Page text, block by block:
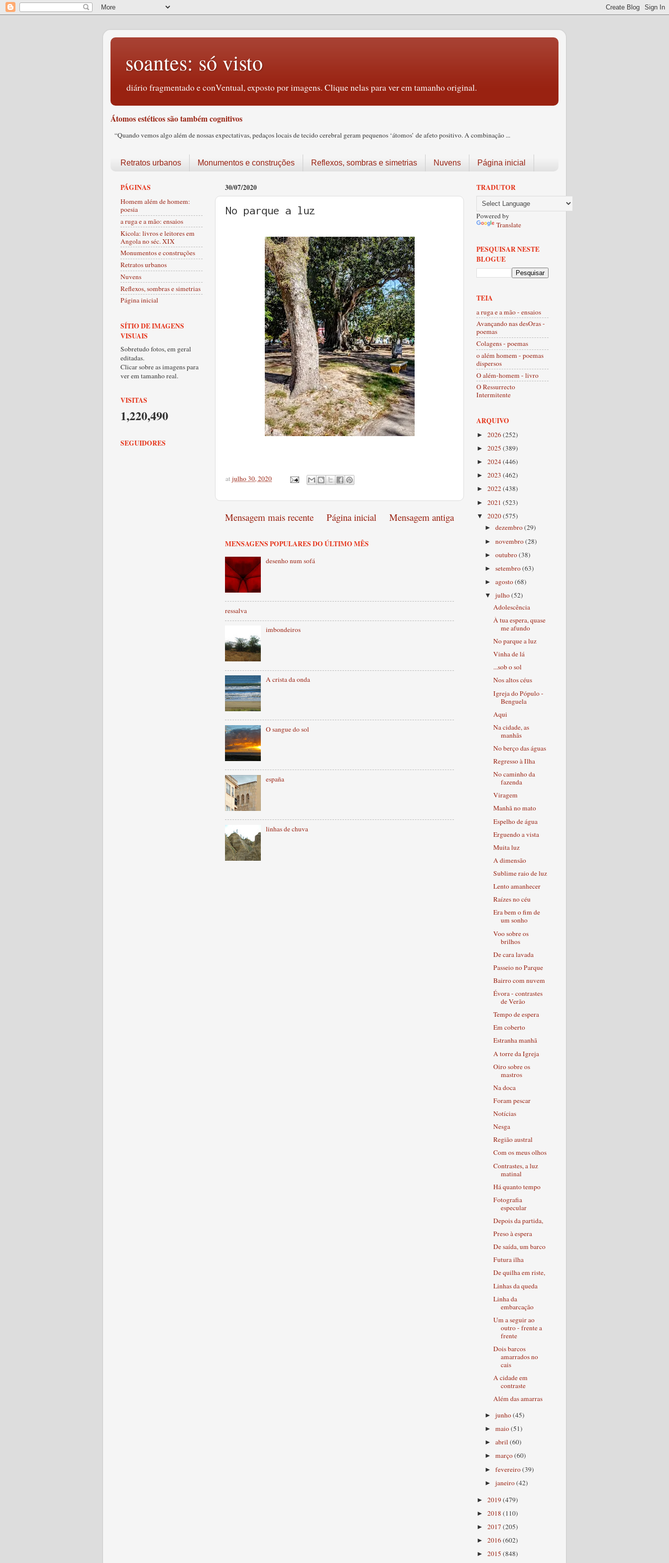
soantes: só visto
diário fragmentado e conVentual, exposto por imagens. Clique nelas para ver em tamanho original.
Átomos estéticos são também cognitivos
“Quando vemos algo além de nossas expectativas, pedaços locais de tecido cerebral geram pequenos ‘átomos’ de afeto positivo. A combinação ...
Retratos urbanos Monumentos e construções Reflexos, sombras e simetrias Nuvens Página inicial
30/07/2020
No parque a luz
atjulho 30, 2020
Mensagem mais recente Mensagem antiga
Página inicial
MENSAGENS POPULARES DO ÚLTIMO MÊS
desenho num sofá
ressalva
imbondeiros
A crista da onda
O sangue do sol
españa
linhas de chuva
PÁGINAS
Homem além de homem:
poesia
a ruga e a mão: ensaios
Kicola: livros e leitores em
Angola no séc. XIX
Monumentos e construções
Retratos urbanos
Nuvens
Reflexos, sombras e simetrias
Página inicial
SÍTIO DE IMAGENS
VISUAIS
Sobretudo fotos, em geral
editadas.
Clicar sobre as imagens para
ver em tamanho real.
VISITAS
1,220,490
SEGUIDORES
TRADUTOR
Powered by
Translate
PESQUISAR NESTE
BLOGUE
TEIA
a ruga e a mão - ensaios
Avançando nas desOras -
poemas
Colagens - poemas
o além homem - poemas
dispersos
O além-homem - livro
O Ressurrecto
Intermitente
ARQUIVO
► 2026(252)
► 2025 (389)
► 2024(446)
► 2023 (462)
► 2022(438)
► 2021 (523)
▼ 2020(575)
►dezembro(29)
►novembro(28)
►outubro(38)
►setembro(63)
►agosto(68)
▼julho(52)
Adolescência
À tua espera, quase
me afundo
No parque a luz
Vinha de lá
...sob o sol
Nos altos céus
Igreja do Pópulo -
Benguela
Aqui
Na cidade, as
manhãs
No berço das águas
Regresso à Ilha
No caminho da
fazenda
Viragem
Manhã no mato
Espelho de água
Erguendo a vista
Muita luz
A dimensão
Sublime raio de luz
Lento amanhecer
Raízes no céu
Era bem o fim de
um sonho
Voo sobre os
brilhos
De cara lavada
Passeio no Parque
Bairro com nuvem
Évora - contrastes
de Verão
Tempo de espera
Em coberto
Estranha manhã
A torre da Igreja
Oiro sobre os
mastros
Na doca
Foram pescar
Notícias
Nesga
Região austral
Com os meus olhos
Contrastes, a luz
matinal
Há quanto tempo
Fotografia
especular
Depois da partida,
Preso à espera
De saída, um barco
Futura ilha
De quilha em riste,
Linhas da queda
Linha da
embarcação
Um a seguir ao
outro - frente a
frente
Dois barcos
amarrados no
cais
A cidade em
contraste
Além das amarras
►junho(45)
►maio(51)
►abril(60)
►março(60)
►fevereiro(39)
►janeiro(42)
► 2019(479)
► 2018 (110)
► 2017 (205)
► 2016(602)
► 2015 (848)